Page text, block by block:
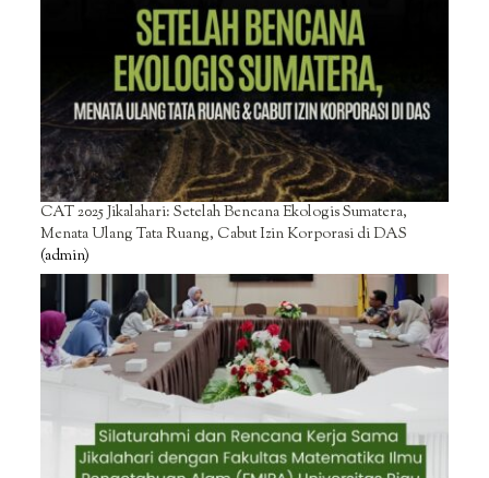
CAT 2025 Jikalahari: Setelah Bencana Ekologis Sumatera,
Menata Ulang Tata Ruang, Cabut Izin Korporasi di DAS
(admin)